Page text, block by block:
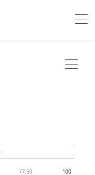
77.50 100